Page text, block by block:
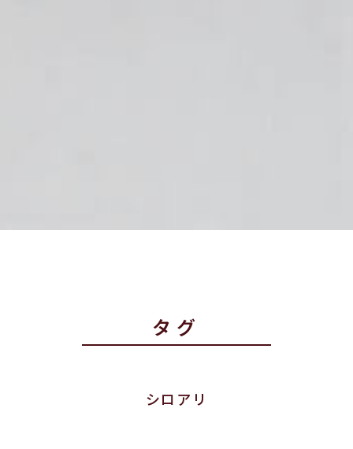
タグ
シロアリ